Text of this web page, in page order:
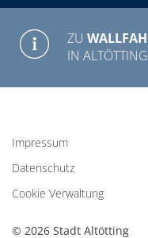
ZU
IN ALTÖTTING
Impressum
Datenschutz
Cookie Verwaltung
© 2026 Stadt Altötting